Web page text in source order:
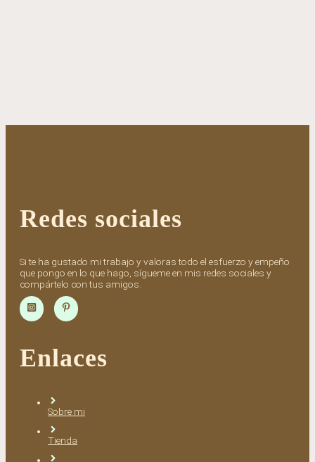
Redes sociales
Si te ha gustado mi trabajo y valoras todo el esfuerzo y empeño
que pongo en lo que hago, sígueme en mis redes sociales y
compártelo con tus amigos.
Enlaces
Sobre mi
Tienda